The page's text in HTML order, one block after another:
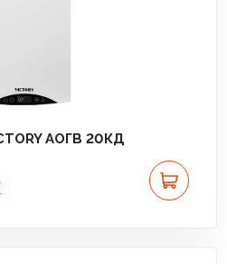
АОГВ 20КД